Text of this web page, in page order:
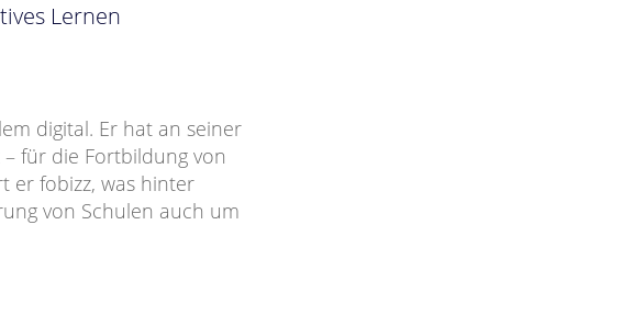
Lernen
digital. Er hat an seiner
für die Fortbildung von
er fobizz, was hinter
von Schulen auch um